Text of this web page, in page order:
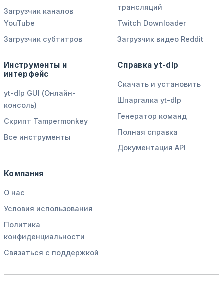
Загрузчик каналов
YouTube
Загрузчик субтитров
трансляций
Twitch Downloader
Загрузчик видео Reddit
Инструменты и
интерфейс
yt-dlp GUI (Онлайн-
консоль)
Скрипт Tampermonkey
Все инструменты
Справка yt-dlp
Скачать и установить
Шпаргалка yt-dlp
Генератор команд
Полная справка
Документация API
Компания
О нас
Условия использования
Политика
конфиденциальности
Связаться с поддержкой